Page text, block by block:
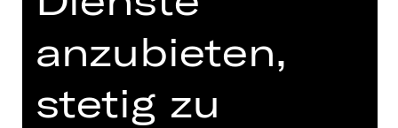
Abo BB1
Termine und Besetzung
anzubieten,
stetig zu